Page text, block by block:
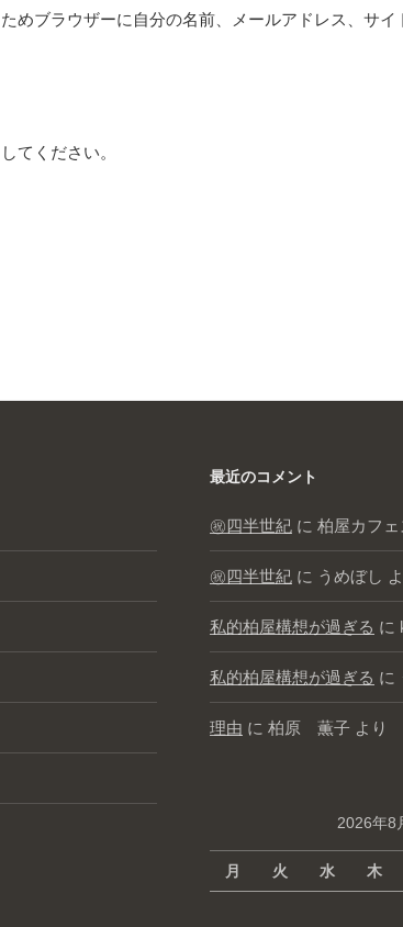
めブラウザーに自分の名前、メールアドレス、サイ
てください。
最近のコメント
㊗️四半世紀 に 柏屋カフ
㊗️四半世紀 に うめぼし
私的柏屋構想が過ぎる に
私的柏屋構想が過ぎる に
理由 に 柏原 薫子 より
2026年8
月 火 水 木